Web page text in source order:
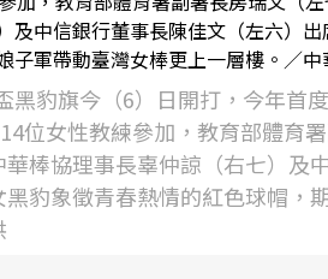
黑豹旗今（6）日開打，今年首
位女性教練參加，教育部體育
棒協理事長辜仲諒（右七）及
豹象徵青春熱情的紅色球帽，